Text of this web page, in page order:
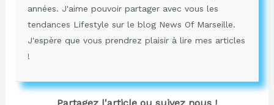
années. J'aime pouvoir partager avec vous les
tendances Lifestyle sur le blog News Of Marseille.
J'espère que vous prendrez plaisir à lire mes articles
!
Partagez l'article ou suivez nous !